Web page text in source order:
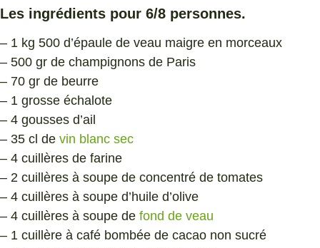
Les ingrédients pour 6/8 personnes.
– 1 kg 500 d’épaule de veau maigre en morceaux
– 500 gr de champignons de Paris
– 70 gr de beurre
– 1 grosse échalote
– 4 gousses d’ail
– 35 cl de vin blanc sec
– 4 cuillères de farine
– 2 cuillères à soupe de concentré de tomates
– 4 cuillères à soupe d’huile d’olive
– 4 cuillères à soupe de fond de veau
– 1 cuillère à café bombée de cacao non sucré